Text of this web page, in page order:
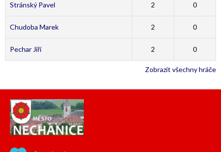
Stránský Pavel 2 0
Chudoba Marek 2 0
Pechar Jiří 2 0
Zobrazit všechny hráče